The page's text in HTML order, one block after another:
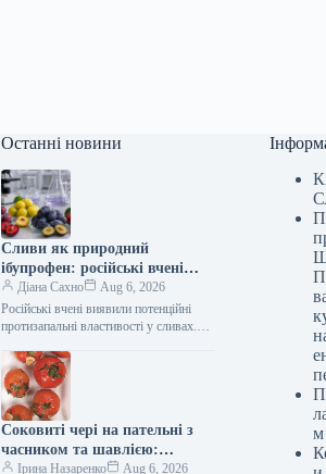
Останні новини
Сливи як природний
ібупрофен: російські вчені
відкрили протизапальні
властивості фрукта
Діана Сахно
Aug 6, 2026
Російські вчені виявили потенційні
протизапальні властивості у сливах.
вчені виявили протизапальні
властивості слив (Фото: Згенеровано
ШІ)…
Соковиті чері на пательні з
часником та шавлією:
фоторецепт смаколику на 286
Ірина Назаренко Aug 6, 2026
м